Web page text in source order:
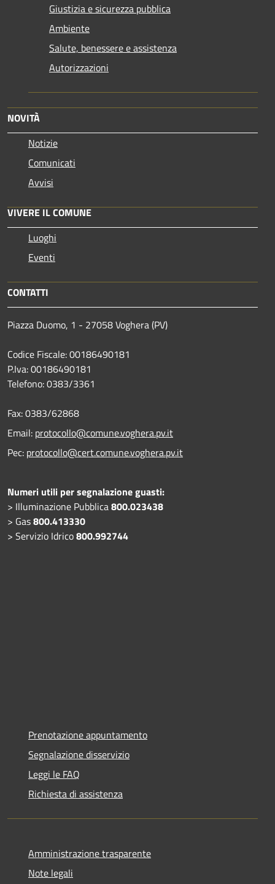
Giustizia e sicurezza pubblica
Ambiente
Salute, benessere e assistenza
Autorizzazioni
NOVITÀ
Notizie
Comunicati
Avvisi
VIVERE IL COMUNE
Luoghi
Eventi
CONTATTI
Piazza Duomo, 1 - 27058 Voghera (PV)
Codice Fiscale: 00186490181
P.Iva: 00186490181
Telefono:0383/3361
Fax:0383/62868
Email: protocollo@comune.voghera.pv.it
Pec: protocollo@cert.comune.voghera.pv.it
Numeri utili per segnalazione guasti:
> Illuminazione Pubblica800.023438
> Gas800.413330
> Servizio Idrico800.992744
Prenotazione appuntamento
Segnalazione disservizio
Leggi le FAQ
Richiesta di assistenza
Amministrazione trasparente
Note legali